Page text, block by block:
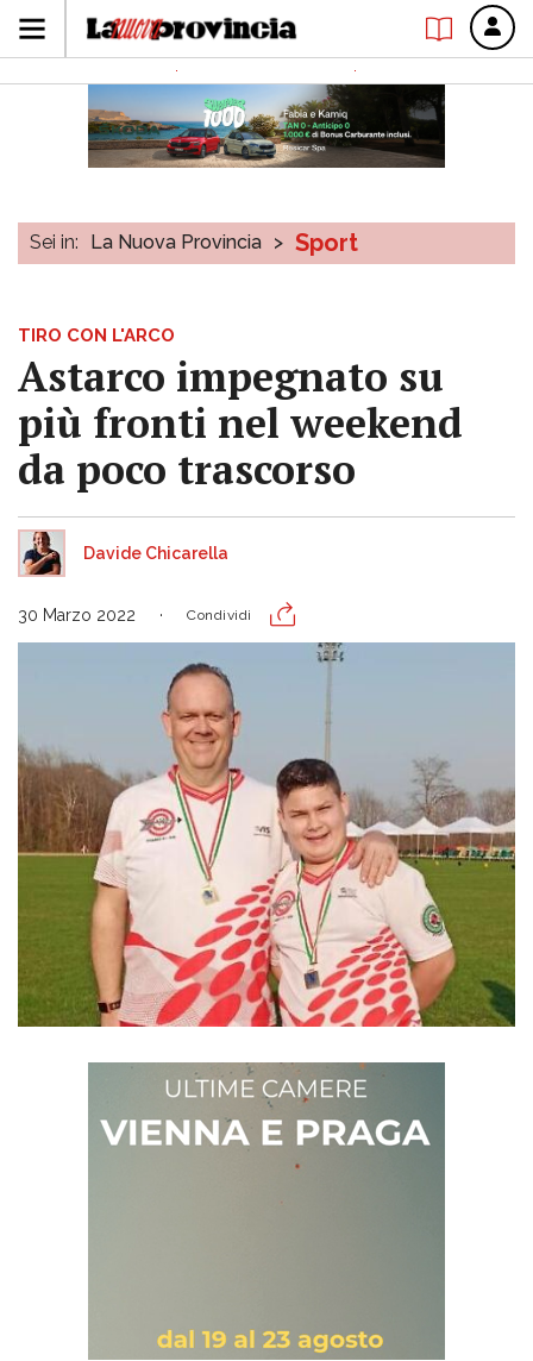
Sei in: La Nuova Provincia > Sport
TIRO CON L'ARCO
Astarco impegnato su
più fronti nel weekend
da poco trascorso
Davide Chicarella
30 Marzo 2022 Condividi